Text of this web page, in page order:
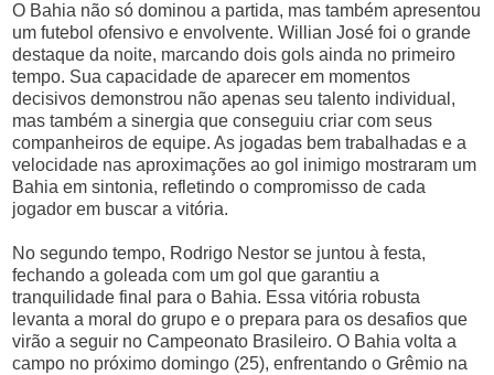
O Bahia não só dominou a partida, mas também apresentou
um futebol ofensivo e envolvente. Willian José foi o grande
destaque da noite, marcando dois gols ainda no primeiro
tempo. Sua capacidade de aparecer em momentos
decisivos demonstrou não apenas seu talento individual,
mas também a sinergia que conseguiu criar com seus
companheiros de equipe. As jogadas bem trabalhadas e a
velocidade nas aproximações ao gol inimigo mostraram um
Bahia em sintonia, refletindo o compromisso de cada
jogador em buscar a vitória.
No segundo tempo, Rodrigo Nestor se juntou à festa,
fechando a goleada com um gol que garantiu a
tranquilidade final para o Bahia. Essa vitória robusta
levanta a moral do grupo e o prepara para os desafios que
virão a seguir no Campeonato Brasileiro. O Bahia volta a
campo no próximo domingo (25), enfrentando o Grêmio na